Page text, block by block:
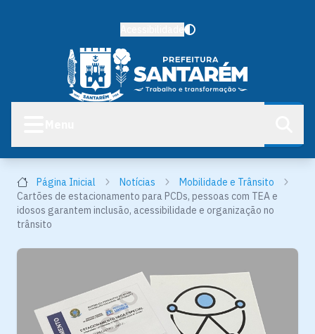
Página Inicial Notícias
Mobilidade e Trânsito
Cartões de estacionamento para PCDs, pessoas com TEA e
idosos garantem inclusão, acessibilidade e organização no
trânsito